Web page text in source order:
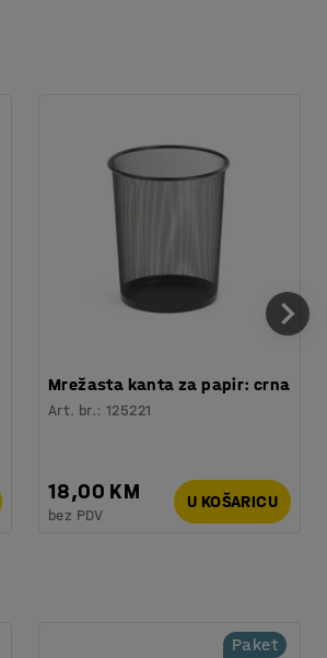
Mrežasta kanta za papir: crna
Art. br.:125221
18,00 KM
bez PDV
U KOŠARICU
Paket